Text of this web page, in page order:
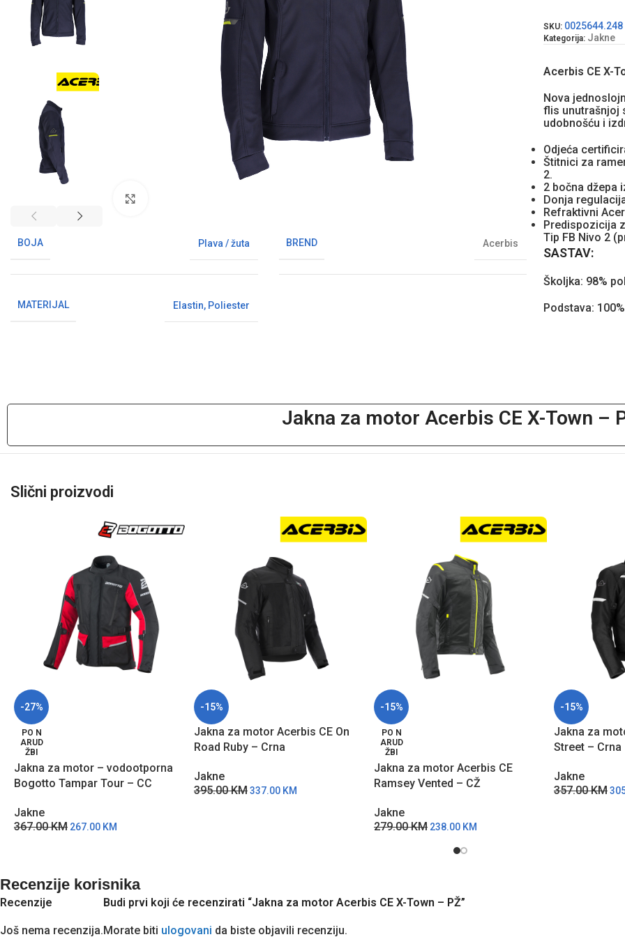
BOJA Plava / žuta BREND Acerbis
MATERIJAL Elastin, Poliester
SKU: 0025644.248
Kategorija: Jakne
Acerbis CE X-
Nova
flis unutrašnjoj
udobnošću i
Odjeća
Štitnici za
2.
2 bočna džepa
Donja
Refraktivni
Predispozicija
Tip FB Nivo 2
SASTAV:
Školjka: 98%
Podstava:
Jakna za motor Acerbis CE X-Town –
Slični proizvodi
-27%
PO N
ARUD
ŽBI
Jakna za motor – vodootporna
Bogotto Tampar Tour – CC
Jakne
367.00KM 267.00 KM
-15%
Jakna za motor Acerbis CE On
Road Ruby – Crna
Jakne
395.00KM337.00 KM
-15%
PO N
ARUD
ŽBI
Jakna za motor Acerbis CE
Ramsey Vented – CŽ
Jakne
279.00KM 238.00 KM
-15%
Jakna za
Street – Crna
Jakne
357.00KM
Recenzije korisnika
Recenzije
Još nema recenzija.
Budi prvi koji će recenzirati “Jakna za motor Acerbis CE X-Town – PŽ”
Morate biti ulogovani da biste objavili recenziju.